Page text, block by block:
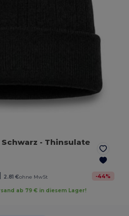
Schwarz - Thinsulate
| 2.81 €ohne MwSt -44%
ab 79 € in diesem Lager!